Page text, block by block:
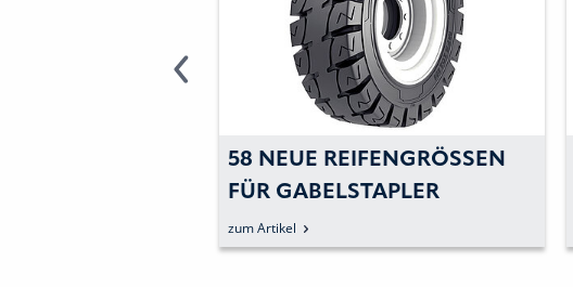
58 NEUE REIFENGRÖSSEN F
ÜR GABELSTAPLER
zum Artikel